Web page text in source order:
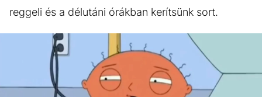
reggeli és a délutáni órákban kerítsünk sort.